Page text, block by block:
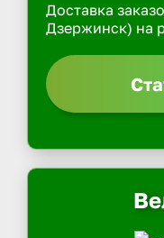
Доставка
Дзержинск) на